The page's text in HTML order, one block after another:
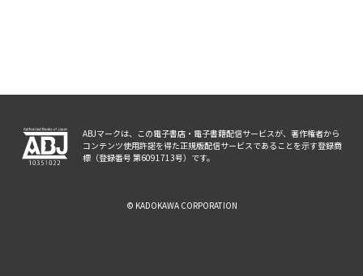
ABJマークは、この電子書店・電子書籍配信サービスが、著作権者から
コンテンツ使用許諾を得た正規版配信サービスであることを示す登録商
標（登録番号 第6091713号）です。
© KADOKAWA CORPORATION